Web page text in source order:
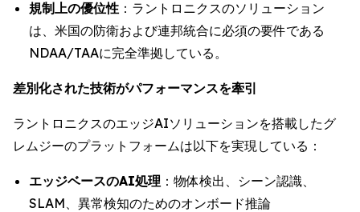
規制上の優位性 ：ラントロニクスのソリューション
は、米国の防衛および連邦統合に必須の要件である
NDAA/TAAに完全準拠している。
差別化された技術がパフォーマンスを牽引
ラントロニクスのエッジAIソリューションを搭載したグ
レムジーのプラットフォームは以下を実現している：
エッジベースのAI処理 ：物体検出、シーン認識、
SLAM、異常検知のためのオンボード推論